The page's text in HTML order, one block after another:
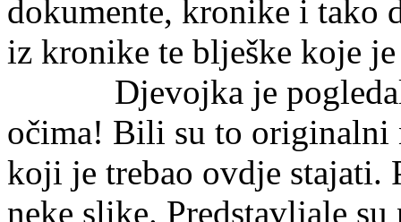
dokumente, kronike i tako
iz kronike te blješke koje
Djevojka je pogledala
očima! Bili su to originalni
koji je trebao ovdje stajati.
neke slike. Predstavljale